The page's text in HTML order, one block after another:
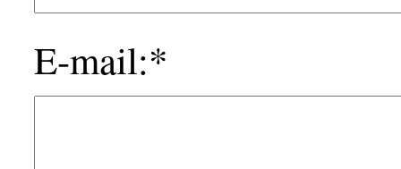
E-mail:*